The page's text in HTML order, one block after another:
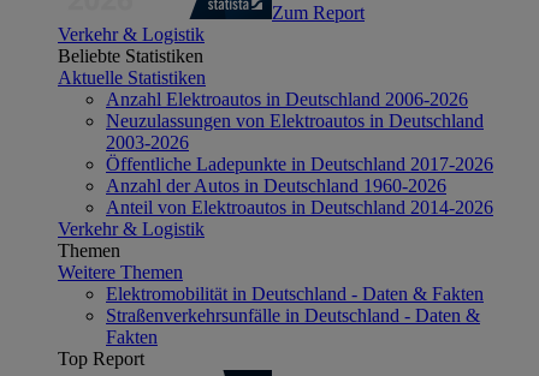
Zum Report
Verkehr & Logistik
Beliebte Statistiken
Aktuelle Statistiken
Anzahl Elektroautos in Deutschland 2006-2026
Neuzulassungen von Elektroautos in Deutschland
2003-2026
Öffentliche Ladepunkte in Deutschland 2017-2026
Anzahl der Autos in Deutschland 1960-2026
Anteil von Elektroautos in Deutschland 2014-2026
Verkehr & Logistik
Themen
Weitere Themen
Elektromobilität in Deutschland - Daten & Fakten
Straßenverkehrsunfälle in Deutschland - Daten &
Fakten
Top Report